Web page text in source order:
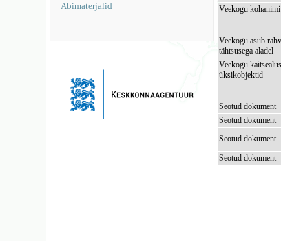
Abimaterjalid
Veekogu kohanimi
Veekogu asub
tähtsusega aladel
Veekogu
üksikobjektid
Seotud dokument
Seotud dokument
Seotud dokument
Seotud dokument